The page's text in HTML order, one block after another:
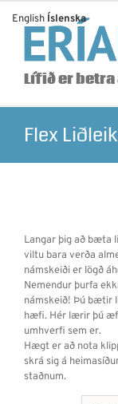
content
Lífið er
Flex
Langar þig að bæta
viltu bara verða
námskeiði er lögð
Nemendur þurfa
námskeið! Þú bætir
hæfi. Hér lærir þú
umhverfi sem er.
Hægt er að nota
skrá sig á
staðnum.
English Íslenska